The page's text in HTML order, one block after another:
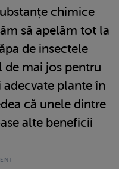
chimice
să apelăm tot la
de insectele
mai jos pentru
plante în
că unele dintre
alte beneficii